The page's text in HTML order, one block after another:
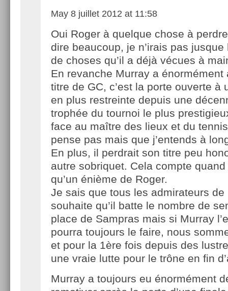
May 8 juillet 2012 at 11:58
Oui Roger à quelque chose à
dire beaucoup, je n’irais pas jusque
de choses qu’il a déjà vécues à
En revanche Murray a énormément
titre de GC, c’est la porte ouverte à
en plus restreinte depuis une
trophée du tournoi le plus
face au maître des lieux et du
pense pas mais que j’entends à
En plus, il perdrait son titre peu
autre sobriquet. Cela compte
qu’un énième de Roger.
Je sais que tous les admirateurs de
souhaite qu’il batte le nombre de
place de Sampras mais si Murray
pourra toujours le faire, nous
et pour la 1ère fois depuis des
une vraie lutte pour le trône en fin
Murray a toujours eu énormément